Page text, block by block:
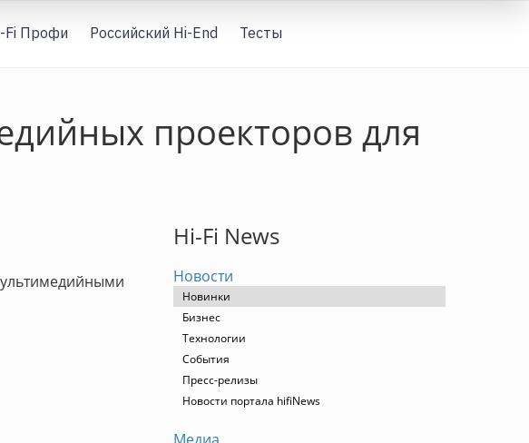
Fi Профи Российский Hi-End Тесты
проекторов для
Hi-Fi News
Новости
Новинки
Бизнес
Технологии
События
Пресс-релизы
Новости портала hifiNews